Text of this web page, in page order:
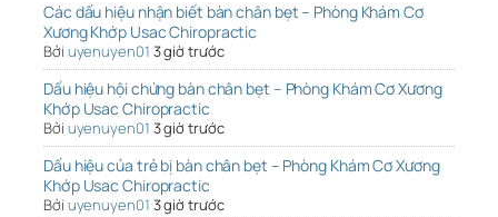
Các dấu hiệu nhận biết bàn chân bẹt – Phòng Khám Cơ
Xương Khớp Usac Chiropractic
Bởi uyenuyen01 3 giờ trước
Dấu hiệu hội chứng bàn chân bẹt – Phòng Khám Cơ Xương
Khớp Usac Chiropractic
Bởi uyenuyen01 3 giờ trước
Dấu hiệu của trẻ bị bàn chân bẹt – Phòng Khám Cơ Xương
Khớp Usac Chiropractic
Bởi uyenuyen01 3 giờ trước